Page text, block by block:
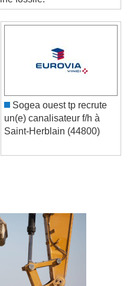
Sogea ouest tp recrute
un(e) canalisateur f/h à
Saint-Herblain (44800)